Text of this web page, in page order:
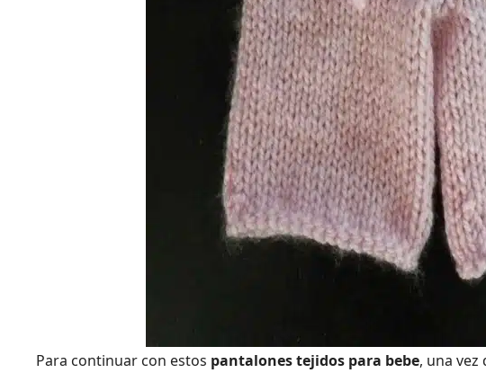
Para continuar con estos pantalones tejidos para bebe, una